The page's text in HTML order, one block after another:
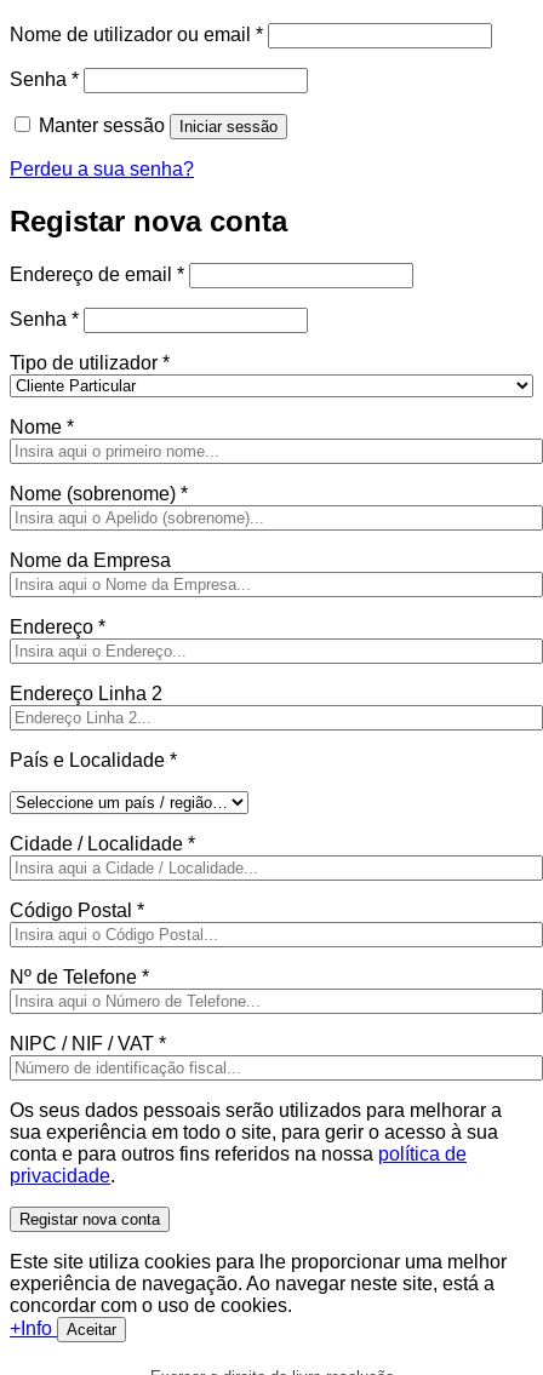
Nome de utilizador ou email *Obrigatório
Senha *Obrigatório
Manter sessão Iniciar sessão
Perdeu a sua senha?
Registar nova conta
Endereço de email *Obrigatório
Senha *Obrigatório
Tipo de utilizador *
Nome *
Nome (sobrenome) *
Nome da Empresa
Endereço *
Endereço Linha 2
País e Localidade *
Cidade / Localidade *
Código Postal *
Nº de Telefone *
NIPC / NIF / VAT *
Os seus dados pessoais serão utilizados para melhorar a
sua experiência em todo o site, para gerir o acesso à sua
conta e para outros fins referidos na nossa política de
privacidade.
Registar nova conta
Este site utiliza cookies para lhe proporcionar uma melhor
experiência de navegação. Ao navegar neste site, está a
concordar com o uso de cookies.
+Info
Aceitar